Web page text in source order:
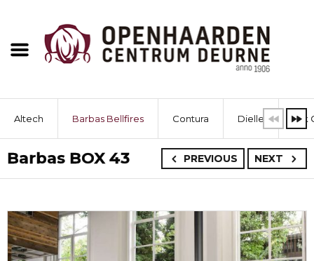
Altech Barbas Bellfires Contura Dielle Dik
PREVIOUS NEXT
Barbas BOX 43